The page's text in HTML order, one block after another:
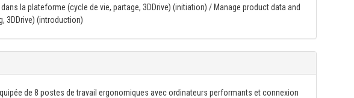
la plateforme (cycle de vie, partage, 3DDrive) (initiation) / Manage product data and
3DDrive) (introduction)
de 8 postes de travail ergonomiques avec ordinateurs performants et connexion